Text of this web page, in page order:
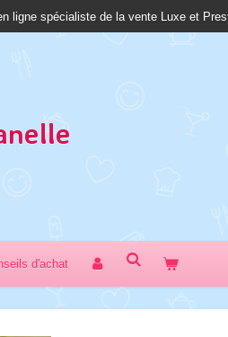
ligne spécialiste de la vente Luxe et
d'achat